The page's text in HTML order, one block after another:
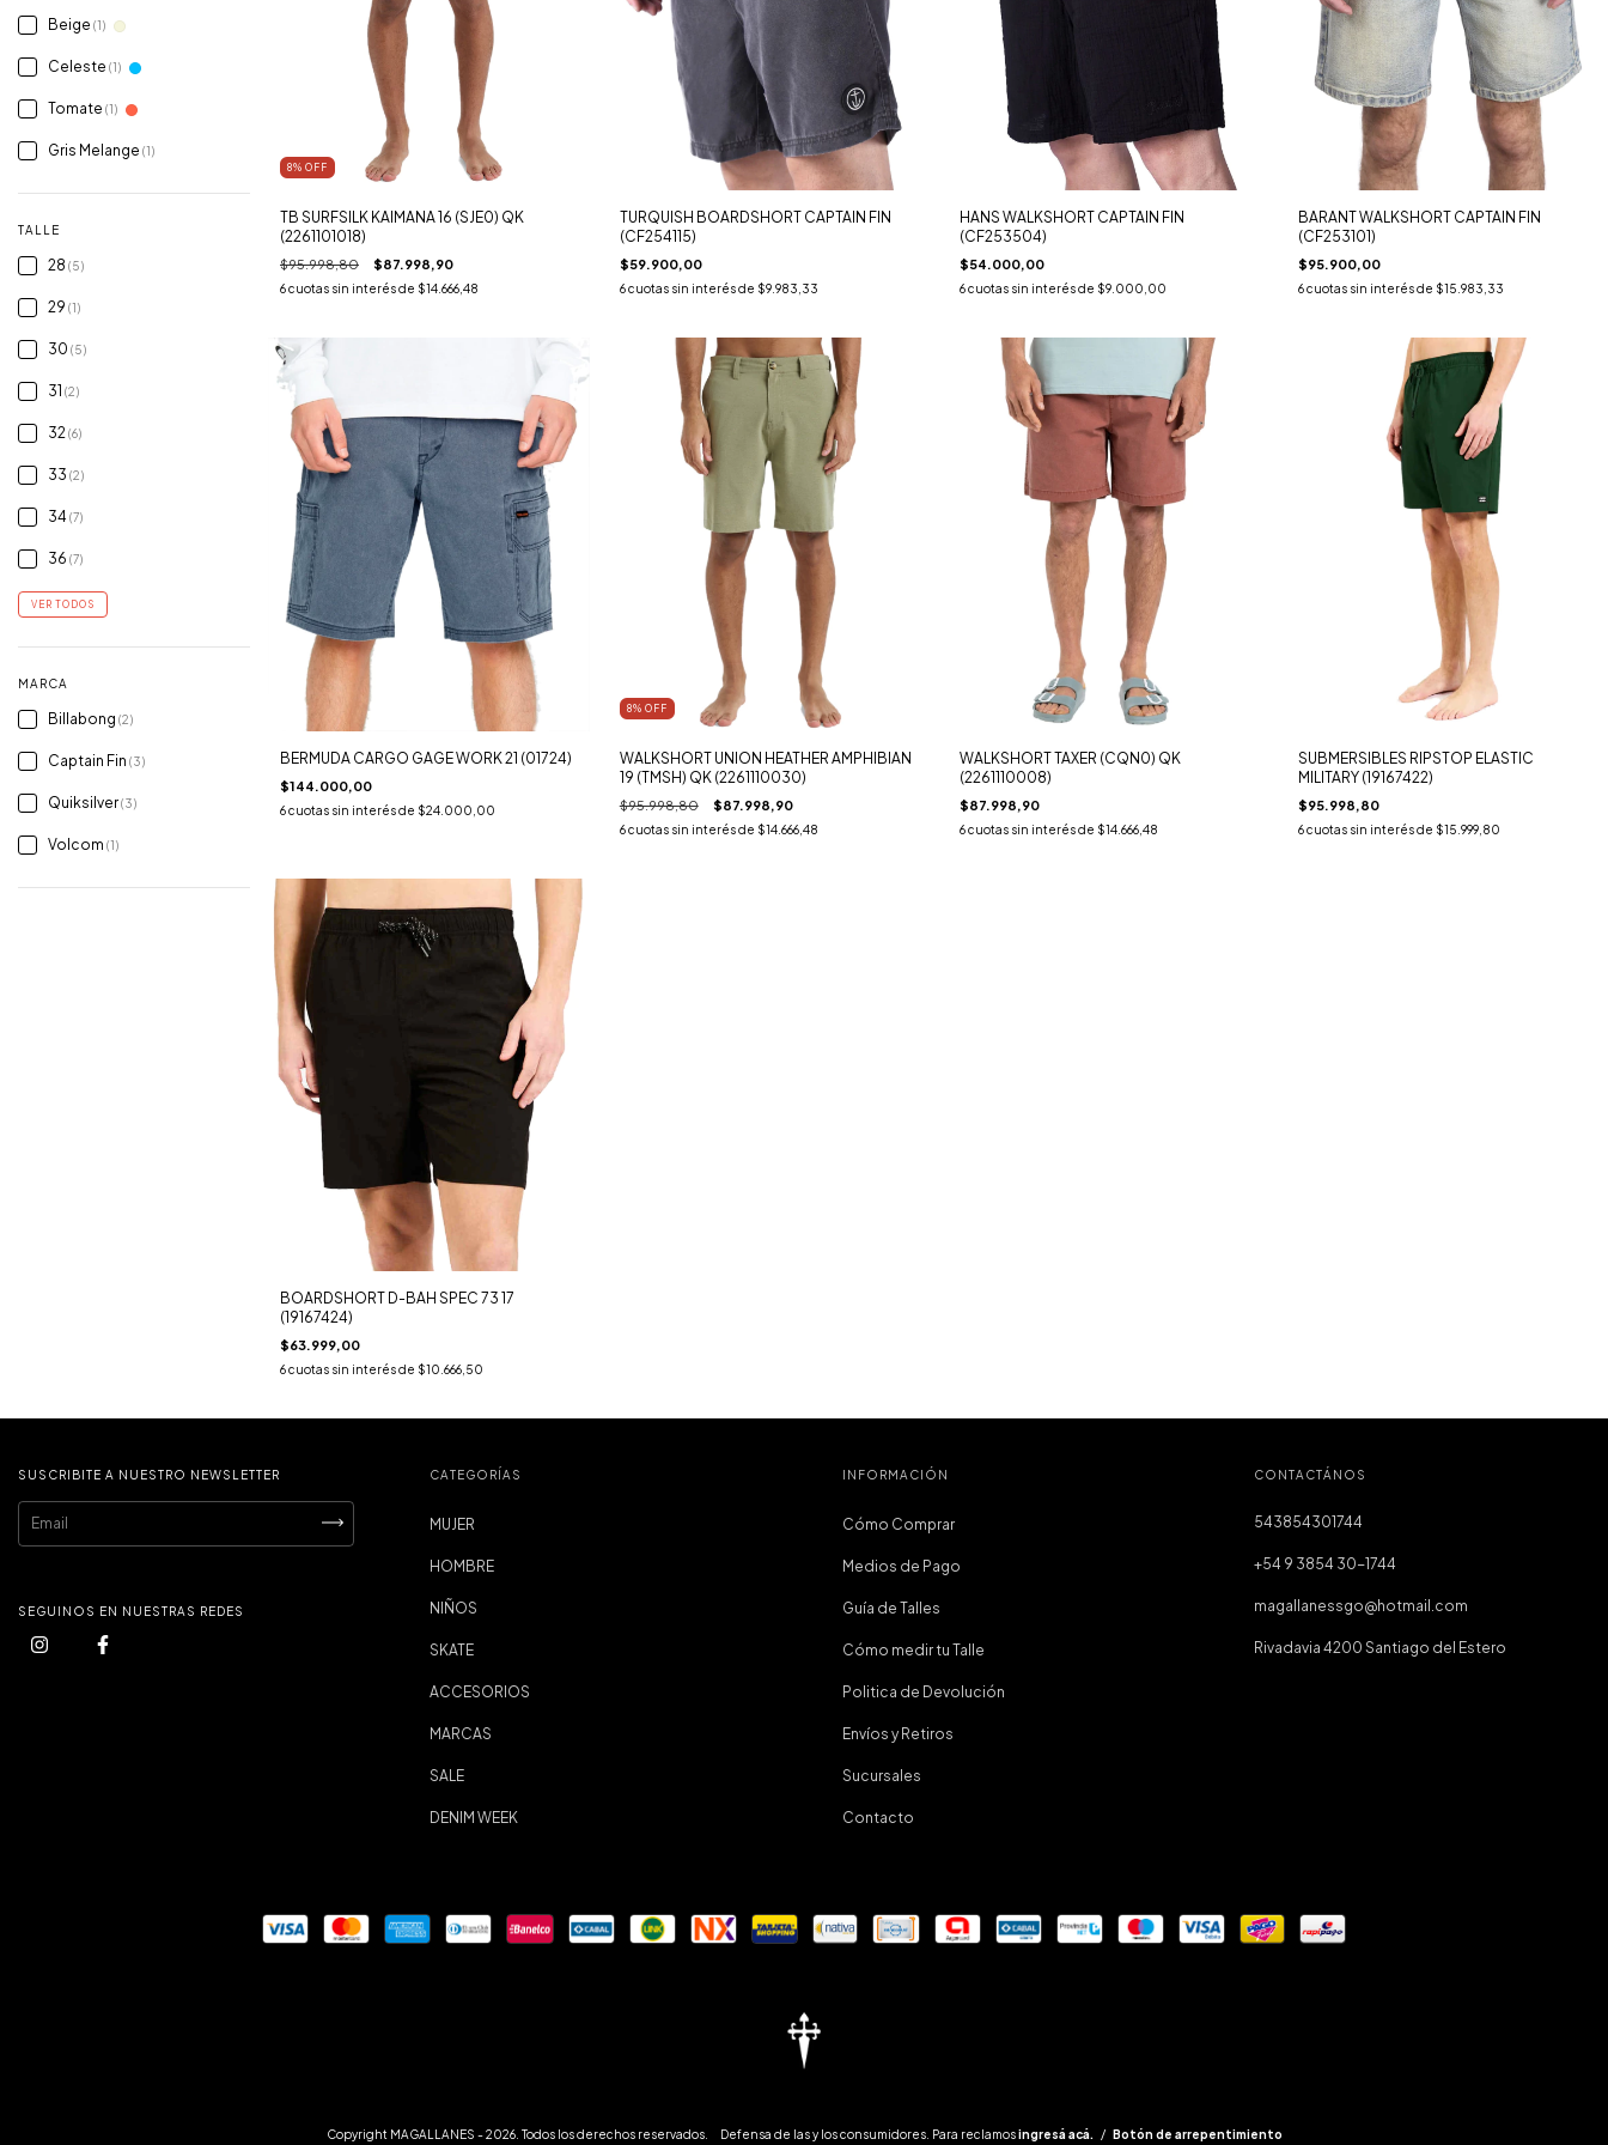
Beige (1)
Celeste (1)
Tomate (1)
Gris Melange (1)
TALLE
28 (5)
29 (1)
30 (5)
31 (2)
32(6)
33 (2)
34 (7)
36 (7)
VER TODOS
MARCA
Billabong (2)
Captain Fin (3)
Quiksilver(3)
Volcom (1)
8% OFF
TB SURFSILK KAIMANA 16 (SJE0) QK
(2261101018)
$95.998,80 $87.998,90
6cuotas sin interés de $14.666,48
TURQUISH BOARDSHORT CAPTAIN FIN
(CF254115)
$59.900,00
6cuotas sin interés de $9.983,33
HANS WALKSHORT CAPTAIN FIN
(CF253504)
$54.000,00
6 cuotas sin interés de $9.000,00
BARANT WALKSHORT CAPTAIN FIN
(CF253101)
$95.900,00
6cuotas sin interés de $15.983,33
BERMUDA CARGO GAGE WORK 21 (01724)
$144.000,00
6cuotas sin interés de $24.000,00
8% OFF
WALKSHORT UNION HEATHER AMPHIBIAN
19 (TMSH) QK (2261110030)
$95.998,80 $87.998,90
6cuotas sin interés de $14.666,48
WALKSHORT TAXER (CQN0) QK
(2261110008)
$87.998,90
6 cuotas sin interés de $14.666,48
SUBMERSIBLES RIPSTOP ELASTIC
MILITARY (19167422)
$95.998,80
6cuotas sin interés de $15.999,80
BOARDSHORT D-BAH SPEC 73 17
(19167424)
$63.999,00
6cuotas sin interés de $10.666,50
SUSCRIBITE A NUESTRO NEWSLETTER
SEGUINOS EN NUESTRAS REDES
CATEGORÍAS
MUJER
HOMBRE
NIÑOS
SKATE
ACCESORIOS
MARCAS
SALE
DENIM WEEK
INFORMACIÓN
Cómo Comprar
Medios de Pago
Guía de Talles
Cómo medir tu Talle
Politica de Devolución
Envíos y Retiros
Sucursales
Contacto
CONTACTÁNOS
543854301744
+54 9 3854 30-1744
magallanessgo@hotmail.com
Rivadavia 4200 Santiago del Estero
Copyright MAGALLANES - 2026. Todos los derechos reservados. Defensa de las y los consumidores. Para reclamos ingresá acá. / Botón de arrepentimiento